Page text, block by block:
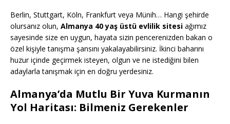
Berlin, Stuttgart, Köln, Frankfurt veya Münih… Hangi şehirde
olursanız olun, Almanya 40 yaş üstü evlilik sitesi ağımız
sayesinde size en uygun, hayata sizin pencerenizden bakan o
özel kişiyle tanışma şansını yakalayabilirsiniz. İkinci baharını
huzur içinde geçirmek isteyen, olgun ve ne istediğini bilen
adaylarla tanışmak için en doğru yerdesiniz.
Almanya’da Mutlu Bir Yuva Kurmanın
Yol Haritası: Bilmeniz Gerekenler